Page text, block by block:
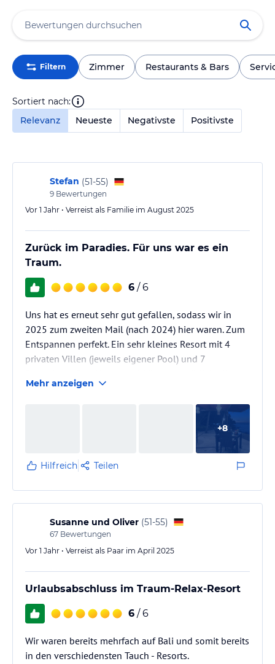
Filtern Zimmer Restaurants & Bars
Sortiert nach:
Relevanz
Neueste Negativste Positivste
Stefan (51-55)
9 Bewertungen
Vor 1 Jahr • Verreist als Familie im August 2025
Zurück im Paradies. Für uns war es ein
Traum.
6 / 6
Uns hat es erneut sehr gut gefallen, sodass wir in
2025 zum zweiten Mail (nach 2024) hier waren. Zum
Entspannen perfekt. Ein sehr kleines Resort mit 4
privaten Villen (jeweils eigener Pool) und 7
nutzen. Das Resort wird - so unsere Einschätzung -
überwiegend von Tauchern gebucht oder von Gästen,
die nur 2-3 Übernachtungen bleiben. Man muss
allerdings wissen, dass sich das Resort im Norden der
Insel befindet, der Flughafen Denpasar im Süden.
Pkw-Transfer ca. 3,5…
Mehr anzeigen
+8
Hilfreich Teilen
Susanne und Oliver (51-55)
67 Bewertungen
Vor 1 Jahr • Verreist als Paar im April 2025
Urlaubsabschluss im Traum-Relax-Resort
6 / 6
Wir waren bereits mehrfach auf Bali und somit bereits
in den verschiedensten Tauch - Resorts.